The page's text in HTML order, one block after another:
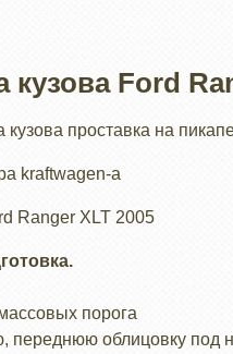
кузова Ford
проставка на
kraftwagen-а
Ranger XLT 2005
порога
переднюю облицовку под